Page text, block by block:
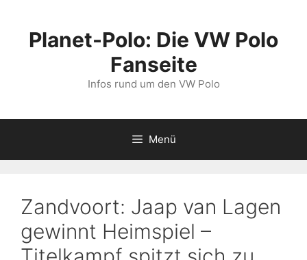
springenPlanet-Polo: Die VW Polo
Fanseite
Infos rund um den VW Polo
Menü
Zandvoort: Jaap van Lagen
gewinnt Heimspiel –